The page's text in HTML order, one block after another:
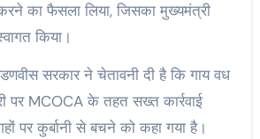
करने का फैसला लिया, जिसका मुख्यमंत्री
किया।
सरकार ने चेतावनी दी है कि गाय वध
पर MCOCA के तहत सख्त कार्रवाई
पर कुर्बानी से बचने को कहा गया है।